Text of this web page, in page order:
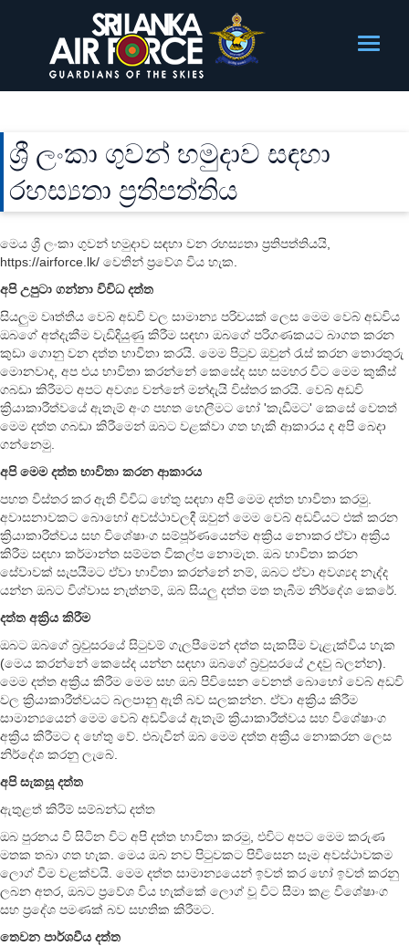
ශ්‍රී ලංකා ගුවන් හමුදාව සඳහා
රහස්‍යතා ප්‍රතිපත්තිය
මෙය ශ්‍රී ලංකා ගුවන් හමුදාව සඳහා වන රහස්‍යතා ප්‍රතිපත්තියයි,
https://airforce.lk/ වෙතින් ප්‍රවේශ විය හැක.
අපි උපුටා ගන්නා විවිධ දත්ත
සියලුම වෘත්තීය වෙබ් අඩවි වල සාමාන්‍ය පරිචයක් ලෙස මෙම වෙබ් අඩවිය
ඔබගේ අත්දැකීම වැඩිදියුණු කිරීම සඳහා ඔබගේ පරිගණකයට බාගත කරන
කුඩා ගොනු වන දත්ත භාවිතා කරයි. මෙම පිටුව ඔවුන් රැස් කරන තොරතුරු
මොනවාද, අප එය භාවිතා කරන්නේ කෙසේද සහ සමහර විට මෙම කුකීස්
ගබඩා කිරීමට අපට අවශ්‍ය වන්නේ මන්දැයි විස්තර කරයි. වෙබ් අඩවි
ක්‍රියාකාරීත්වයේ ඇතැම් අංග පහත හෙලීමට හෝ 'කැඩීමට' කෙසේ වෙතත්
මෙම දත්ත ගබඩා කිරීමෙන් ඔබට වළක්වා ගත හැකි ආකාරය ද අපි බෙදා
ගන්නෙමු.
අපි මෙම දත්ත භාවිතා කරන ආකාරය
පහත විස්තර කර ඇති විවිධ හේතු සඳහා අපි මෙම දත්ත භාවිතා කරමු.
අවාසනාවකට බොහෝ අවස්ථාවලදී ඔවුන් මෙම වෙබ් අඩවියට එක් කරන
ක්‍රියාකාරීත්වය සහ විශේෂාංග සම්පූර්ණයෙන්ම අක්‍රිය නොකර ඒවා අක්‍රිය
කිරීම සඳහා කර්මාන්ත සම්මත විකල්ප නොමැත. ඔබ භාවිතා කරන
සේවාවක් සැපයීමට ඒවා භාවිතා කරන්නේ නම්, ඔබට ඒවා අවශ්‍යද නැද්ද
යන්න ඔබට විශ්වාස නැත්නම්, ඔබ සියලු දත්ත මත තැබීම නිර්දේශ කෙරේ.
දත්ත අක්‍රිය කිරීම
ඔබට ඔබගේ බ්‍රවුසරයේ සිටුවම් ගැලපීමෙන් දත්ත සැකසීම වැළැක්විය හැක
(මෙය කරන්නේ කෙසේද යන්න සඳහා ඔබගේ බ්‍රවුසරයේ උදවු බලන්න).
මෙම දත්ත අක්‍රිය කිරීම මෙම සහ ඔබ පිවිසෙන වෙනත් බොහෝ වෙබ් අඩවි
වල ක්‍රියාකාරීත්වයට බලපානු ඇති බව සලකන්න. ඒවා අක්‍රිය කිරීම
සාමාන්‍යයෙන් මෙම වෙබ් අඩවියේ ඇතැම් ක්‍රියාකාරීත්වය සහ විශේෂාංග
අක්‍රිය කිරීමට ද හේතු වේ. එබැවින් ඔබ මෙම දත්ත අක්‍රිය නොකරන ලෙස
නිර්දේශ කරනු ලැබේ.
අපි සැකසූ දත්ත
ඇතුළත් කිරීම් සම්බන්ධ දත්ත
ඔබ පුරනය වී සිටින විට අපි දත්ත භාවිතා කරමු, එවිට අපට මෙම කරුණ
මතක තබා ගත හැක. මෙය ඔබ නව පිටුවකට පිවිසෙන සෑම අවස්ථාවකම
ලොග් වීම වළක්වයි. මෙම දත්ත සාමාන්‍යයෙන් ඉවත් කර හෝ ඉවත් කරනු
ලබන අතර, ඔබට ප්‍රවේශ විය හැක්කේ ලොග් වූ විට සීමා කළ විශේෂාංග
සහ ප්‍රදේශ පමණක් බව සහතික කිරීමට.
තෙවන පාර්ශවීය දත්ත